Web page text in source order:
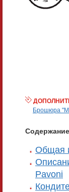
Брошюра
Общая
Pavoni